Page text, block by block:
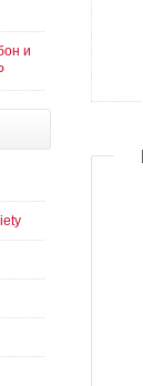
и